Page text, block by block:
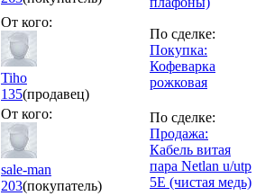
От кого:
Tiho
135(продавец)
По сделке:
Покупка:
Кофеварка
рожковая
От кого:
sale-man
203(покупатель)
По сделке:
Продажа:
Кабель витая
пара Netlan u/utp
5E (чистая медь)